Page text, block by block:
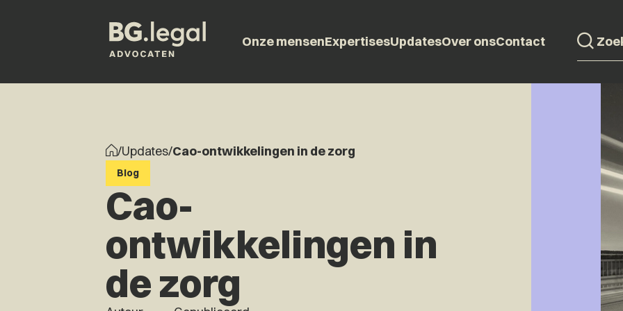
Onze mensenExpertisesUpdatesOver onsContact
/Updates/Cao-ontwikkelingen in de zorg
Blog
Cao-
ontwikkelingen in
de zorg